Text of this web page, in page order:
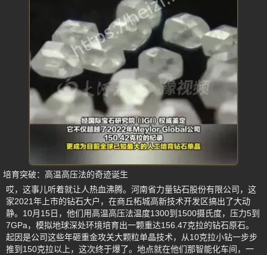
培育突破：高温高压法的奇迹诞生
哎，这事儿听着就让人热血沸腾。河南省力量钻石股份有限公司，这
家2021年上市的钻石大户，在商丘柘城高新技术开发区搞出了大动
静。10月15日，他们用高温高压法温度1300到1500摄氏度，压力5到
7GPa，模拟地球深处环境培育出一颗重达156.47克拉的钻石原石。
起因是公司这些年砸重金攻关大颗粒单晶技术，从10克拉小钻一步步
推到150克拉以上，这次终于爆了。地点就在他们那智能化车间，一